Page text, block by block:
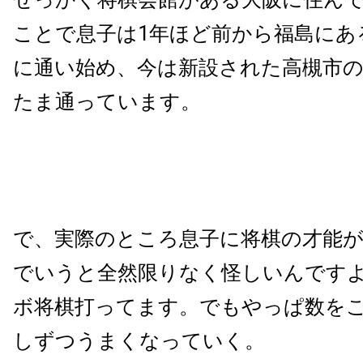
ことで息子は1年ほど前から福島にあ
に通い始め、今は新設された高槻市
たま通っています。
で、実際のところ息子に将棋の才能
でいうと全然限りなく怪しいんです
ボ将棋打ってます。でもやっぱ数を
しずつうまくなっていく。